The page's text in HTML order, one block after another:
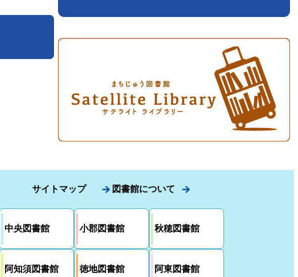
サイトマップ 図書館について
中央図書館 小郡図書館 秋穂図書館
阿知須図書館 徳地図書館 阿東図書館